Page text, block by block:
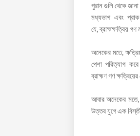
পুরান গুলি থেকে
মধ্যভাগ এবং
যে, ব্রাহ্মক্ষত্রিয়
অনেকের মতে,
পেশা পরিত্যাগ
ব্রাহ্মণ গণ
আবার অনেকের মতে,
উত্তর যুগে এক